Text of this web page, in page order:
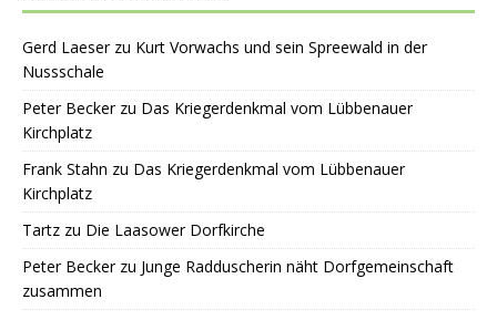
Gerd Laeserzu Kurt Vorwachs und sein Spreewald in der
Nussschale
Peter Beckerzu Das Kriegerdenkmal vom Lübbenauer
Kirchplatz
Frank Stahn zu Das Kriegerdenkmal vom Lübbenauer
Kirchplatz
Tartz zu Die Laasower Dorfkirche
Peter Beckerzu Junge Radduscherin näht Dorfgemeinschaft
zusammen